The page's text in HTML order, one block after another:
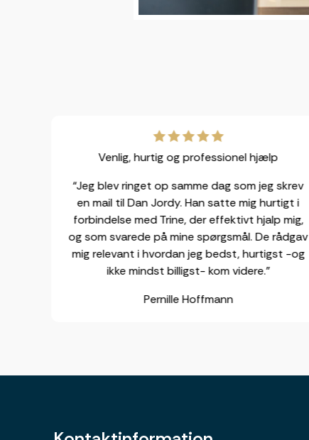
Venlig, hurtig og professionel hjælp
“Jeg blev ringet op samme dag som jeg skrev
en mail til Dan Jordy. Han satte mig hurtigt i
forbindelse med Trine, der effektivt hjalp mig,
og som svarede på mine spørgsmål. De rådgav
mig relevant i hvordan jeg bedst, hurtigst -og
ikke mindst billigst- kom videre.”
Pernille Hoffmann